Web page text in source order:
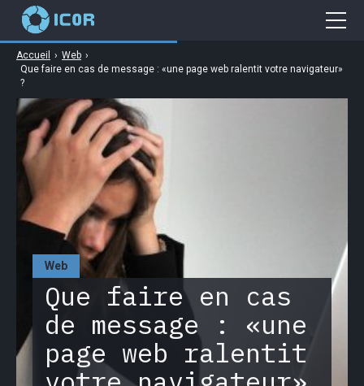
Web
Que faire en cas
de message : «une
page web ralentit
Accueil › Web ›
Que faire en cas de message : «une page web ralentit votre navigateur»
?
Cybersécurité
Web
Business
High Tech